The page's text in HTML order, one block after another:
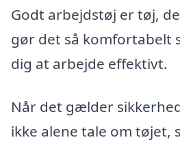
Godt arbejdstøj er tøj,
gør det så komfortabelt
dig at arbejde effektivt.
Når det gælder
ikke alene tale om tøjet,